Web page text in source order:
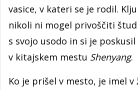
vasice, v kateri se je rodil.
nikoli ni mogel privoščiti
s svojo usodo in si je
v kitajskem mestu Shenyang.
Ko je prišel v mesto, je imel v